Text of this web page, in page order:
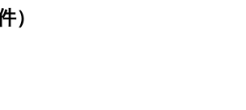
）